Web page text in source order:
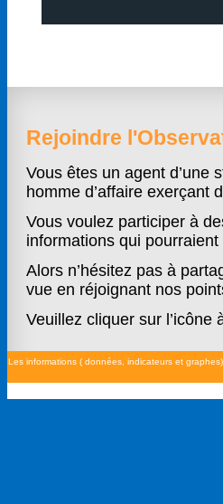
Les informations ( données, indicateurs et